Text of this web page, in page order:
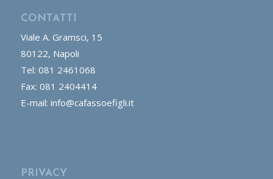
CONTATTI
Viale A. Gramsci, 15
80122, Napoli
Tel: 081 2461068
Fax: 081 2404414
E-mail: info@cafassoefigli.it
PRIVACY